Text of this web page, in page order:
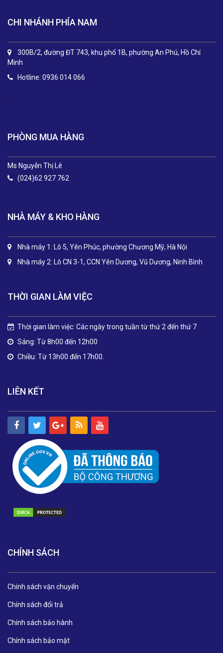
CHI NHÁNH PHÍA NAM
300B/2, đường ĐT 743, khu phố 1B, phường An Phú, Hồ Chí
Minh
Hotline: 0936 014 066
PHÒNG MUA HÀNG
Ms Nguyễn Thị Lê
(024)62 927 762
NHÀ MÁY & KHO HÀNG
Nhà máy 1: Lô 5, Yên Phúc, phường Chương Mỹ, Hà Nội
Nhà máy 2: Lô CN 3-1, CCN Yên Dương, Vũ Dương, Ninh Bình
THỜI GIAN LÀM VIỆC
Thời gian làm việc: Các ngày trong tuần từ thứ 2 đến thứ 7
Sáng: Từ 8h00 đến 12h00
Chiều: Từ 13h00 đến 17h00.
LIÊN KẾT
CHÍNH SÁCH
Chính sách vận chuyển
Chính sách đổi trả
Chính sách bảo hành
Chính sách bảo mật